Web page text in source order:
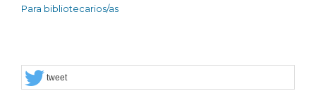
Para bibliotecarios/as
tweet